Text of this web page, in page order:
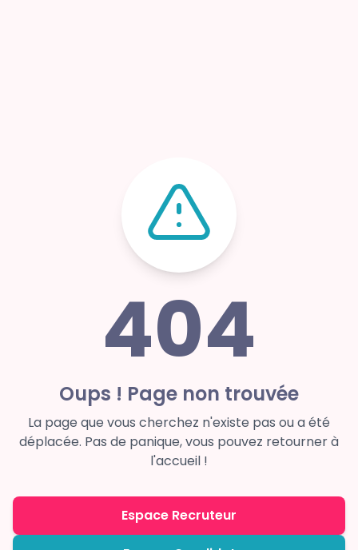
404
Oups ! Page non trouvée
La page que vous cherchez n'existe pas ou a été
déplacée. Pas de panique, vous pouvez retourner à
l'accueil !
Espace Recruteur